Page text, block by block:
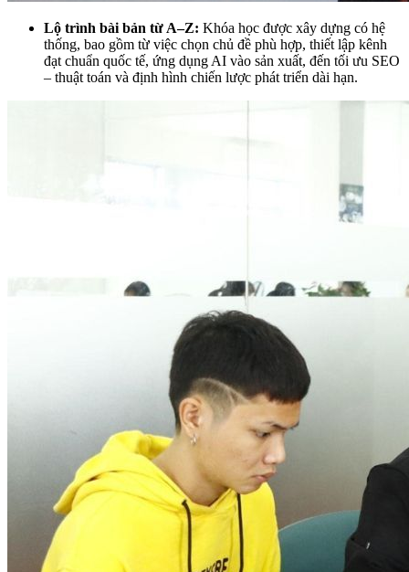
Lộ trình bài bản từ A–Z: Khóa học được xây dựng có hệ
thống, bao gồm từ việc chọn chủ đề phù hợp, thiết lập kênh
đạt chuẩn quốc tế, ứng dụng AI vào sản xuất, đến tối ưu SEO
– thuật toán và định hình chiến lược phát triển dài hạn.